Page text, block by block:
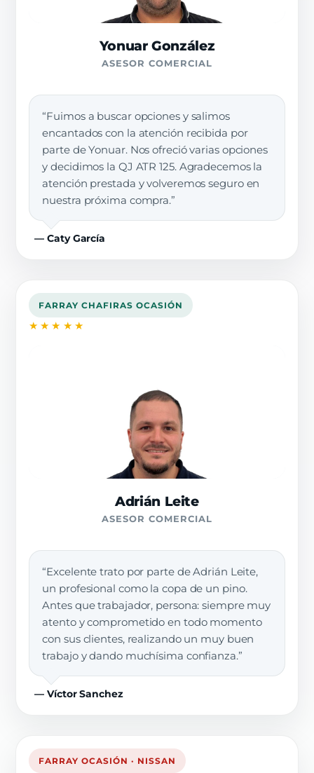
Yonuar González
ASESOR COMERCIAL
“Fuimos a buscar opciones y salimos
encantados con la atención recibida por
parte de Yonuar. Nos ofreció varias opciones
y decidimos la QJ ATR 125. Agradecemos la
atención prestada y volveremos seguro en
nuestra próxima compra.”
— Caty García
FARRAY CHAFIRAS OCASIÓN
★★★★★
Adrián Leite
ASESOR COMERCIAL
“Excelente trato por parte de Adrián Leite,
un profesional como la copa de un pino.
Antes que trabajador, persona: siempre muy
atento y comprometido en todo momento
con sus clientes, realizando un muy buen
trabajo y dando muchísima confianza.”
— Víctor Sanchez
FARRAY OCASIÓN · NISSAN